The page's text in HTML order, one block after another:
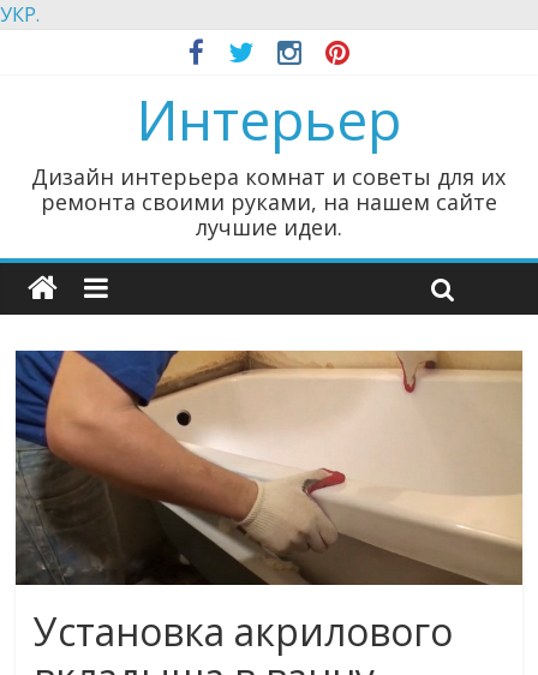
УКР.
Интерьер
Дизайн интерьера комнат и советы для их
ремонта своими руками, на нашем сайте
лучшие идеи.
Установка акрилового